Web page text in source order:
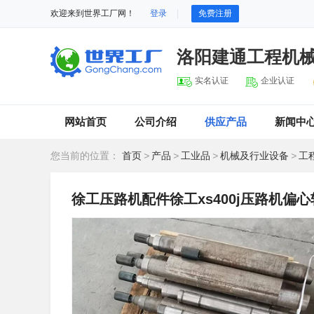
欢迎来到世界工厂网！ 登录 免费注册
洛阳建通工程机
实名认证 企业认证
网站首页 公司介绍 供应产品 新闻中
您当前的位置： 首页 > 产品 > 工业品 >机械及行业设备 > 工
徐工压路机配件徐工xs400j压路机偏